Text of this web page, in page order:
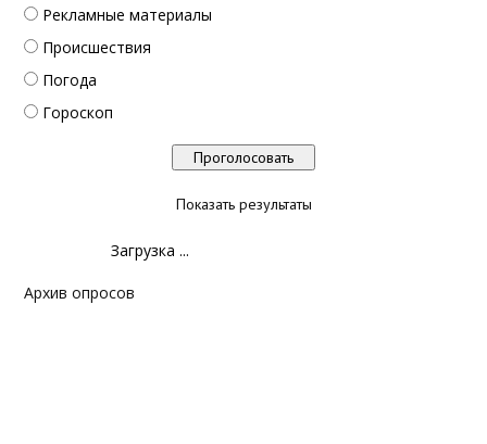
Рекламные материалы
Происшествия
Погода
Гороскоп
Показать результаты
Загрузка ...
Архив опросов